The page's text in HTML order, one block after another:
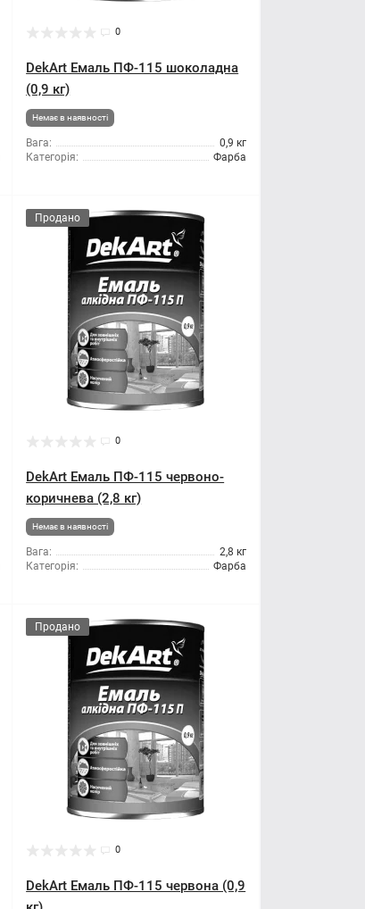
0
DekArt Емаль ПФ-115 шоколадна
(0,9 кг)
Немає в наявності
Вага:
0,9 кг
Категорія:
Фарба
Продано
0
DekArt Емаль ПФ-115 червоно-
коричнева (2,8 кг)
Немає в наявності
Вага:
2,8 кг
Категорія:
Фарба
Продано
0
DekArt Емаль ПФ-115 червона (0,9